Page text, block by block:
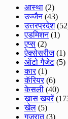
आस्था (2)
उज्जैन(43)
उत्तरप्रदेश
एडमिशन(1)
एप्स (2)
ऐक्सेसरीज(1)
ऑटो गैजेट(5)
कार(1)
कॅरियर(6)
केसली (40)
ख़ास खबरें
खेल (5)
गुजरात(3)